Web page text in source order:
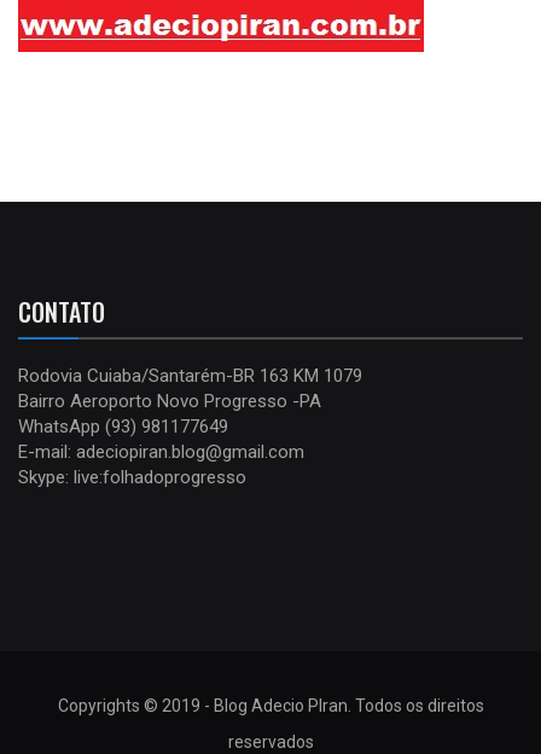
CONTATO
Rodovia Cuiaba/Santarém-BR 163 KM 1079
Bairro Aeroporto Novo Progresso -PA
WhatsApp (93) 981177649
E-mail: adeciopiran.blog@gmail.com
Skype: live:folhadoprogresso
Copyrights © 2019 - Blog Adecio PIran. Todos os direitos
reservados